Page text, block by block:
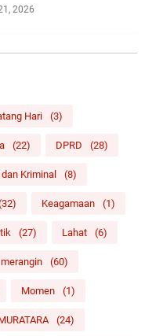
2026
Hari (3)
(22) DPRD (28)
Kriminal (8)
Keagamaan (1)
(27) Lahat (6)
merangin (60)
Momen (1)
(24)